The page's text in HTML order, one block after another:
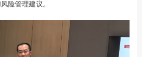
险管理建议。